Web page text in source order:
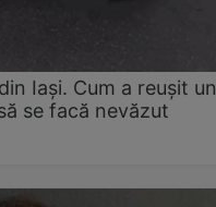
Iași. Cum a reușit un
se facă nevăzut